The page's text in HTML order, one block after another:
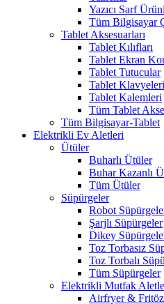
Yazıcı Sarf
Tüm Bilgisayar
Tablet Aksesuarları
Tablet Kılıfları
Tablet Ekran
Tablet Tutucular
Tablet Klavyeleri
Tablet Kalemleri
Tüm Tablet
Tüm Bilgisayar-Tablet
Elektrikli Ev Aletleri
Ütüler
Buharlı Ütüler
Buhar Kazanlı
Tüm Ütüler
Süpürgeler
Robot
Şarjlı Süpürgeler
Dikey
Toz Torbasız
Toz Torbalı
Tüm Süpürgeler
Elektrikli Mutfak
Airfryer &